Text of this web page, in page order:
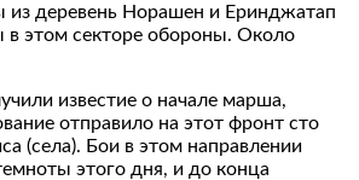
из деревень Норашен и Еринджатап
в этом секторе обороны. Около
известие о начале марша,
отправило на этот фронт сто
(села). Бои в этом направлении
этого дня, и до конца